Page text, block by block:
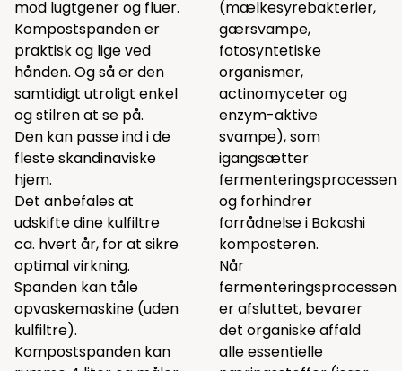
mod lugtgener og fluer.
Kompostspanden er
praktisk og lige ved
hånden. Og så er den
samtidigt utroligt enkel
og stilren at se på.
Den kan passe ind i de
fleste skandinaviske
hjem.
Det anbefales at
udskifte dine kulfiltre
ca. hvert år, for at sikre
optimal virkning.
Spanden kan tåle
opvaskemaskine (uden
kulfiltre).
Kompostspanden kan
(mælkesyrebakterier,
gærsvampe,
fotosyntetiske
organismer,
actinomyceter og
enzym-aktive
svampe), som
igangsætter
fermenteringsprocessen
og forhindrer
forrådnelse i Bokashi
komposteren.
Når
fermenteringsprocessen
er afsluttet, bevarer
det organiske affald
alle essentielle